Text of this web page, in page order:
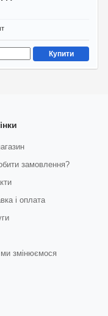
Купити
замовлення?
і оплата
змінюємося